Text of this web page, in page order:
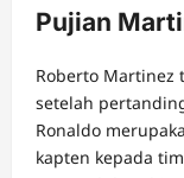
Pujian
Roberto Martinez
setelah
Ronaldo
kapten kepada